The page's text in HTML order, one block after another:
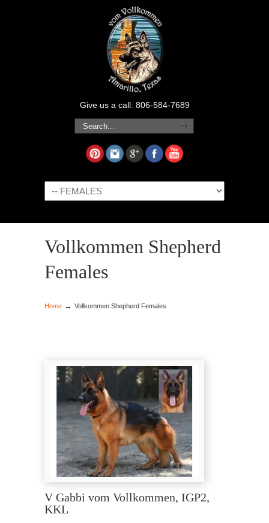
Give us a call: 806-584-7689
Navigation
Vollkommen Shepherd
Females
Home → Vollkommen Shepherd Females
V Gabbi vom Vollkommen, IGP2,
KKL